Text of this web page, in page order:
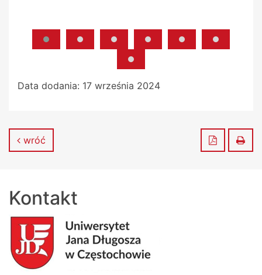
Data dodania: 17 września 2024
wróć Zapisz do
Kontakt